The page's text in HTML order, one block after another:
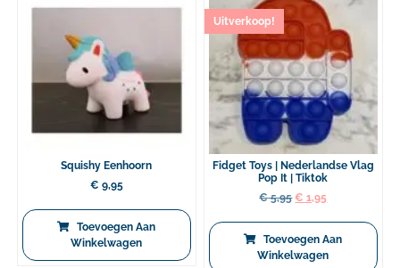
Squishy Eenhoorn
€ 9,95
Toevoegen Aan
Winkelwagen
Uitverkoop!
Fidget Toys | Nederlandse Vlag
Pop It | Tiktok
€5,95 € 1,95
Toevoegen Aan
Winkelwagen